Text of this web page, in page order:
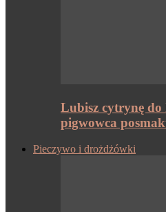
Lubisz cytrynę do
pigwowca
Pieczywo i drożdżówki